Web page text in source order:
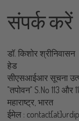
संपर्क करें
डॉ. किशोर श्रीनिवासन
हेड
सीएसआईआर सूचना
"तपोवन" S.No 113 और
महाराष्ट्र, भारत
ईमेल :